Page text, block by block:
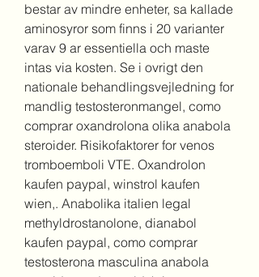
bestar av mindre enheter, sa kallade
aminosyror som finns i 20 varianter
varav 9 ar essentiella och maste
intas via kosten. Se i ovrigt den
nationale behandlingsvejledning for
mandlig testosteronmangel, como
comprar oxandrolona olika anabola
steroider. Risikofaktorer for venos
tromboemboli VTE. Oxandrolon
kaufen paypal, winstrol kaufen
wien,. Anabolika italien legal
methyldrostanolone, dianabol
kaufen paypal, como comprar
testosterona masculina anabola